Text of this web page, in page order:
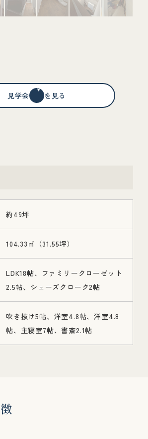
見学会情報を見る
約49坪
104.33㎡（31.55坪）
LDK18帖、ファミリークローゼット
2.5帖、シューズクローク2帖
吹き抜け5帖、洋室4.8帖、洋室4.8
帖、主寝室7帖、書斎2.1帖
徴